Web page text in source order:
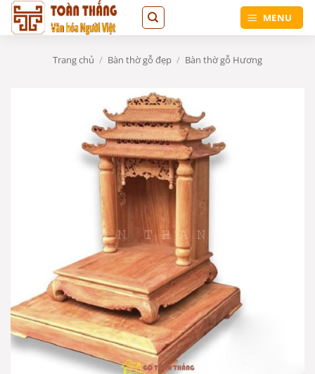
Bỏ
qua
MENU
Trang chủ / Bàn thờ gỗ đẹp / Bàn thờ gỗ Hương